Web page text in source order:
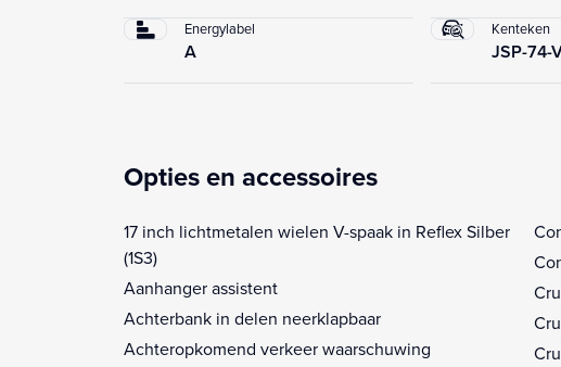
Energylabel
A
Kenteken
JSP-74-
Opties en accessoires
17 inch lichtmetalen wielen V-spaak in Reflex Silber
(1S3)
Aanhanger assistent
Achterbank in delen neerklapbaar
Achteropkomend verkeer waarschuwing